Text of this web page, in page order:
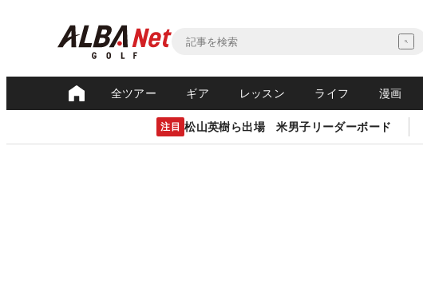
全ツアー ギア レッスン ライフ 漫画
注目 松山英樹ら出場 米男子リーダーボード